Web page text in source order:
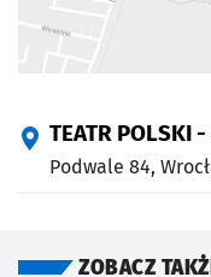
TEATR POLSKI
Podwale 84,
ZOBACZ